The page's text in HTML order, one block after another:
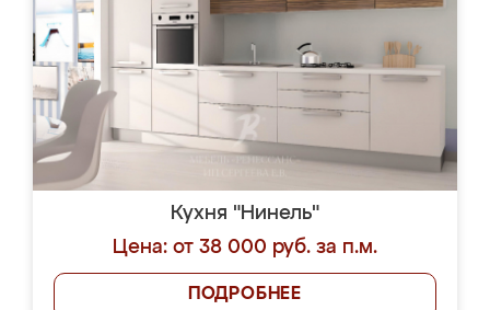
Кухня "Нинель"
Цена: от 38 000 руб. за п.м.
ПОДРОБНЕЕ